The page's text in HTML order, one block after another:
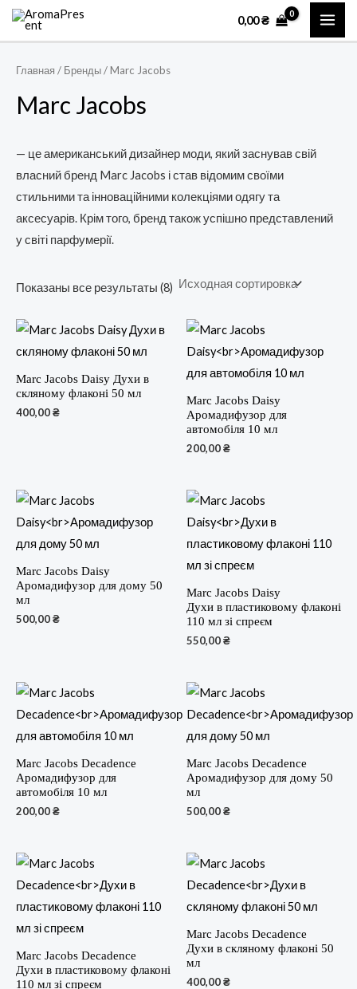
Перейти
0,00₴
Главная / Бренды / Marc Jacobs
Marc Jacobs
— це американський дизайнер моди, який заснував свій
власний бренд Marc Jacobs і став відомим своїми
стильними та інноваційними колекціями одягу та
аксесуарів. Крім того, бренд також успішно представлений
у світі парфумерії.
Показаны все результаты (8)
Marc Jacobs Daisy Духи в
скляному флаконі 50 мл
400,00₴
Marc Jacobs Daisy
Аромадифузор для
автомобіля 10 мл
200,00₴
Marc Jacobs Daisy
Аромадифузор для дому 50
мл
500,00₴
Marc Jacobs Daisy
Духи в пластиковому флаконі
110 мл зі спреєм
550,00₴
Marc Jacobs Decadence
Аромадифузор для
автомобіля 10 мл
200,00₴
Marc Jacobs Decadence
Аромадифузор для дому 50
мл
500,00₴
Marc Jacobs Decadence
Духи в пластиковому флаконі
110 мл зі спреєм
Marc Jacobs Decadence
Духи в скляному флаконі 50
мл
400,00₴